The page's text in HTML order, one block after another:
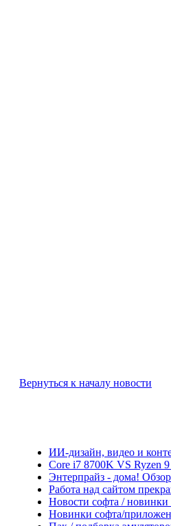
Вернуться к началу новости
ИИ-дизайн, видео и
Core i7 8700K VS Ryzen
Энтерпрайз - дома!
Работа над сайтом
Новости софта / новинки
Новинки софта/